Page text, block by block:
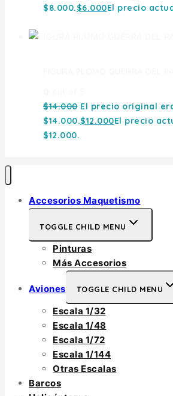
$8.000.$6.000El precio
$14.000 El precio original
$14.000.$12.000El precio
$12.000.
Accesorios Maquetismo
TOGGLE CHILD MENU
Pinturas
Más Accesorios
Aviones TOGGLE CHILD MENU
Escala 1/32
Escala 1/48
Escala 1/72
Escala 1/144
Otras Escalas
Barcos